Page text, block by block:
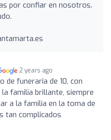
por confiar en nosotros.
2 years ago
de funeraria de 10, con
la familia brillante, siempre
a la familia en la toma de
tan complicados